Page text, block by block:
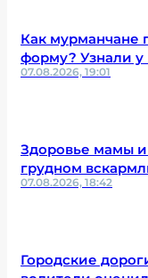
Как мурманчане
форму? Узнали
07.08.2026, 19:01
Здоровье мамы
грудном
07.08.2026, 18:42
Городские